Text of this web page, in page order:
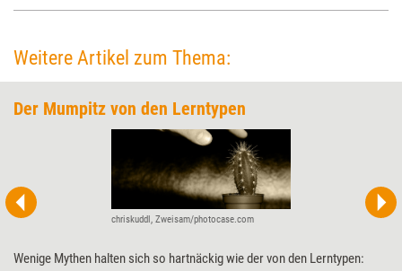
Weitere Artikel zum Thema:
Der Mumpitz von den Lerntypen
chriskuddl, Zweisam/photocase.com
Wenige Mythen halten sich so hartnäckig wie der von den Lerntypen: